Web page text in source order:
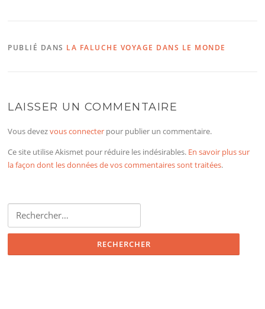
PUBLIÉ DANS LA FALUCHE VOYAGE DANS LE MONDE
LAISSER UN COMMENTAIRE
Vous devezvous connecter pour publier un commentaire.
Ce site utilise Akismet pour réduire les indésirables. En savoir plus sur
la façon dont les données de vos commentaires sont traitées.